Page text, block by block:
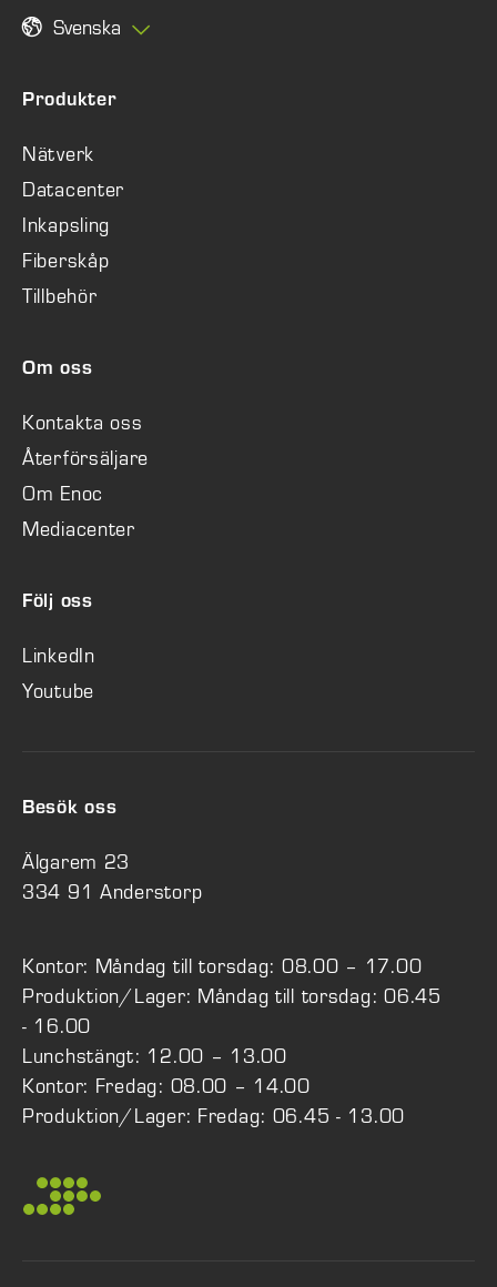
Svenska
Produkter
Nätverk
Datacenter
Inkapsling
Fiberskåp
Tillbehör
Om oss
Kontakta oss
Återförsäljare
Om Enoc
Mediacenter
Följ oss
LinkedIn
Youtube
Besök oss
Älgarem 23
334 91 Anderstorp
Kontor: Måndag till torsdag: 08.00 – 17.00
Produktion/Lager: Måndag till torsdag: 06.45
- 16.00
Lunchstängt: 12.00 – 13.00
Kontor: Fredag: 08.00 – 14.00
Produktion/Lager: Fredag: 06.45 - 13.00